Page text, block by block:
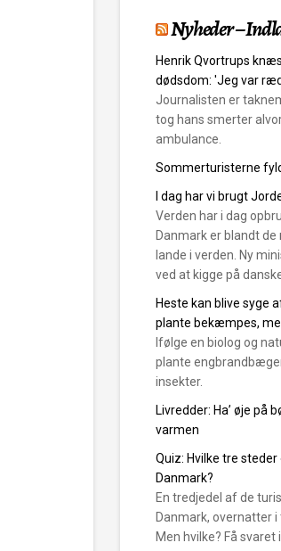
Nyheder –
Henrik Qvortrups
dødsdom: 'Jeg var
Journalisten er
tog hans smerter
ambulance.
Sommerturisterne
I dag har vi brugt
Verden har i dag
Danmark er blandt
lande i verden. Ny
ved at kigge på
Heste kan blive syge
plante bekæmpes,
Ifølge en biolog og
plante
insekter.
Livredder: Ha’ øje på
varmen
Quiz: Hvilke tre
Danmark?
En tredjedel af de
Danmark, overnatter
Men hvilke? Få svaret